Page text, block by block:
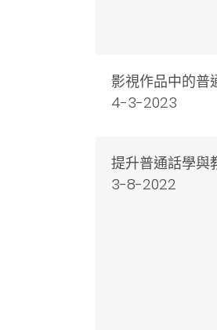
影視作品中的普
4-3-2023
提升普通話學與
3-8-2022